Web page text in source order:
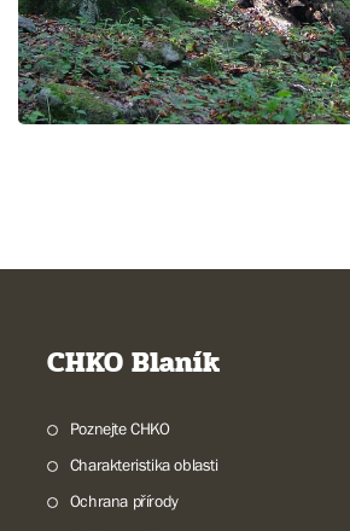
CHKO Blaník
Poznejte CHKO
Charakteristika oblasti
Ochrana přírody